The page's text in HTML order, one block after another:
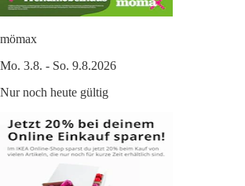
mömax
Mo. 3.8. - So. 9.8.2026
Nur noch heute gültig